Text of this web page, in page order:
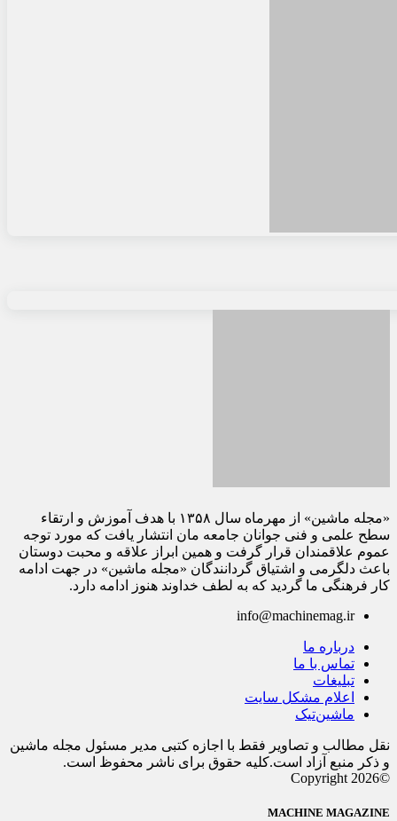
«مجله ماشین» از مهرماه سال ۱۳۵۸ با هدف آموزش و ارتقاء
سطح علمی و فنی جوانان جامعه مان انتشار یافت که مورد توجه
عموم علاقمندان قرار گرفت و همین ابراز علاقه و محبت دوستان
باعث دلگرمی و اشتیاق گردانندگان «مجله ماشین» در جهت ادامه
کار فرهنگی ما گردید که به لطف خداوند هنوز ادامه دارد.
info@machinemag.ir
درباره ما
تماس با ما
تبلیغات
اعلام مشکل سایت
ماشین‌تیک
نقل مطالب و تصاویر فقط با اجازه کتبی مدیر مسئول مجله ماشین
و ذکر منبع آزاد است.کلیه حقوق برای ناشر محفوظ است.
©Copyright 2026
MACHINE MAGAZINE